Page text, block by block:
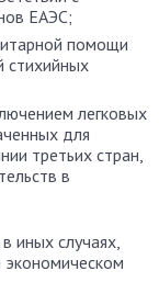
ЕАЭС;
помощи
стихийных
легковых
для
третьих стран,
в
иных случаях,